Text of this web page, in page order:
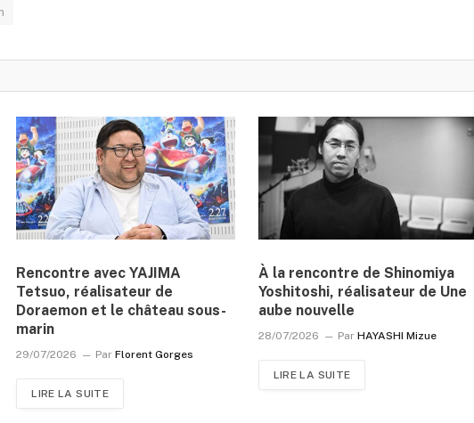
Rencontre avec YAJIMA
Tetsuo, réalisateur de
Doraemon et le château sous-
marin
29/07/2026 Par Florent Gorges
LIRE LA SUITE
À la rencontre de Shinomiya
Yoshitoshi, réalisateur de Une
aube nouvelle
28/07/2026 Par HAYASHI Mizue
LIRE LA SUITE